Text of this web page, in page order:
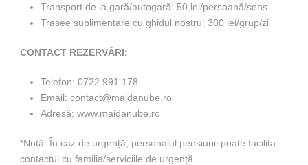
Transport de la gară/autogară: 50 lei/persoană/sens
Trasee suplimentare cu ghidul nostru: 300 lei/grup/zi
CONTACT REZERVĂRI:
Telefon: 0722 991 178
Email: contact@maidanube.ro
Adresă: www.maidanube.ro
*Notă: În caz de urgență, personalul pensiunii poate facilita
contactul cu familia/serviciile de urgență.